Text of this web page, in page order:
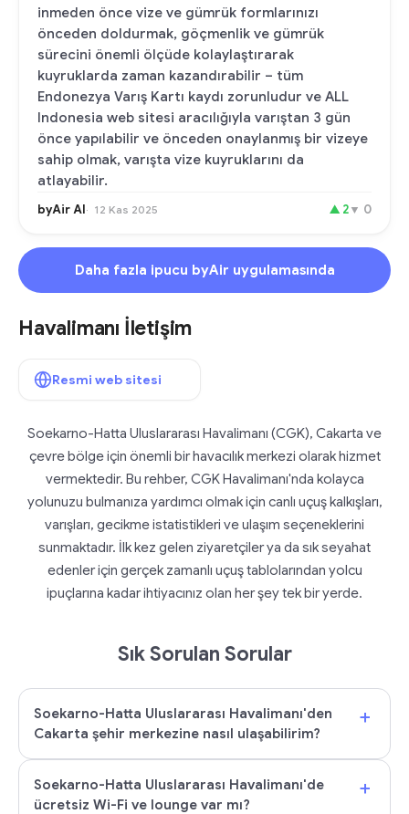
inmeden önce vize ve gümrük formlarınızı
önceden doldurmak, göçmenlik ve gümrük
sürecini önemli ölçüde kolaylaştırarak
kuyruklarda zaman kazandırabilir – tüm
Endonezya Varış Kartı kaydı zorunludur ve ALL
Indonesia web sitesi aracılığıyla varıştan 3 gün
önce yapılabilir ve önceden onaylanmış bir vizeye
sahip olmak, varışta vize kuyruklarını da
atlayabilir.
byAir AI 12 Kas 2025 ▲ 2▼ 0
Daha fazla ipucu byAir uygulamasında
Havalimanı İletişim
Resmi web sitesi
Soekarno-Hatta Uluslararası Havalimanı (CGK), Cakarta ve
çevre bölge için önemli bir havacılık merkezi olarak hizmet
vermektedir. Bu rehber, CGK Havalimanı'nda kolayca
yolunuzu bulmanıza yardımcı olmak için canlı uçuş kalkışları,
varışları, gecikme istatistikleri ve ulaşım seçeneklerini
sunmaktadır. İlk kez gelen ziyaretçiler ya da sık seyahat
edenler için gerçek zamanlı uçuş tablolarından yolcu
ipuçlarına kadar ihtiyacınız olan her şey tek bir yerde.
Sık Sorulan Sorular
Soekarno-Hatta Uluslararası Havalimanı'den
Cakarta şehir merkezine nasıl ulaşabilirim?
+
Soekarno-Hatta Uluslararası Havalimanı'de
ücretsiz Wi-Fi ve lounge var mı?
+